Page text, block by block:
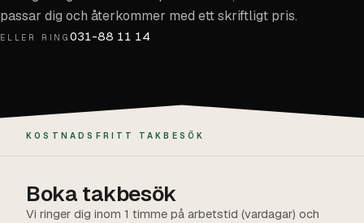
passar dig och återkommer med ett skriftligt pris.
ELLER RING 031-88 11 14
KOSTNADSFRITT TAKBESÖK
Boka takbesök
Vi ringer dig inom 1 timme på arbetstid (vardagar) och